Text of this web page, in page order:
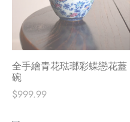
全手繪青花琺瑯彩蝶戀花蓋
碗
$999.99